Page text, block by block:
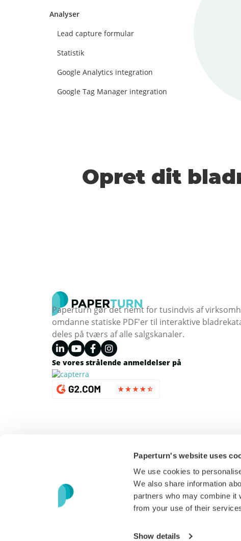
Paperturn's website uses
We use cookies to
We also share information
partners who may combine it
from your use of their
Show details
Analyser
Lead capture formular
Statistik
Google Analytics integration
Google Tag Manager integration
Opret dit
Paperturn gør det nemt for tusindvis af
omdanne statiske PDF'er til interaktive
deles på tværs af alle salgskanaler.
Se vores strålende anmeldelser på